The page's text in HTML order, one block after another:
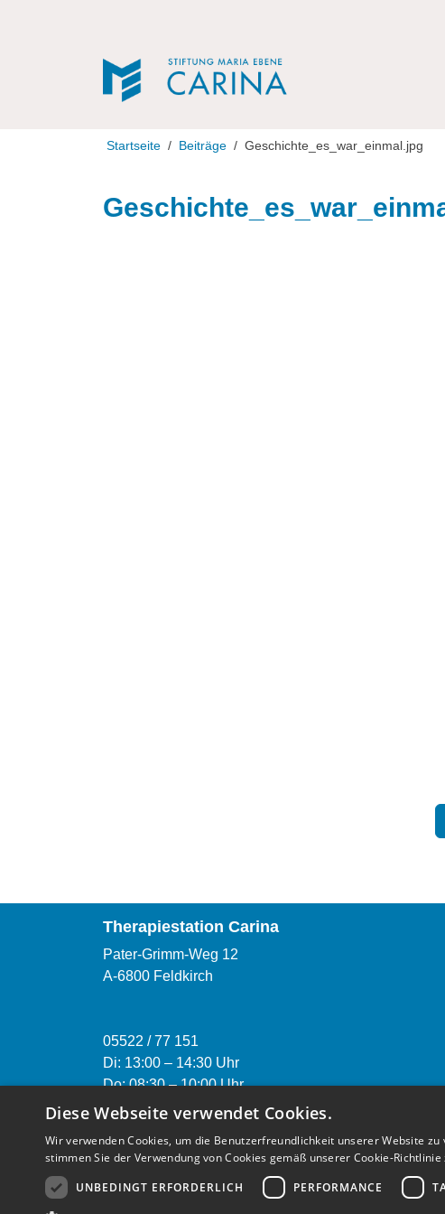
Startseite Beiträge Geschichte_es_war_einmal.jpg
Therapiestation Carina
Pater-Grimm-Weg 12
A-6800 Feldkirch
05522 / 77 151
Di: 13:00 – 14:30 Uhr
Do: 08:30 – 10:00 Uhr
carina@mariaebene.at
Diese Webseite verwendet Cookies.
Wir verwenden Cookies, um die Benutzerfreundlichkeit unserer Website
stimmen Sie der Verwendung von Cookies gemäß unserer Cookie-Richtlinie
UNBEDINGT ERFORDERLICH
PERFORMANCE